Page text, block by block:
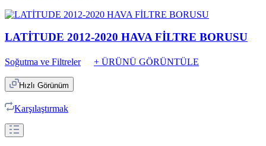
LATİTUDE 2012-2020 HAVA FİLTRE BORUSU
Soğutma ve Filtreler + ÜRÜNÜ GÖRÜNTÜLE
Hızlı Görünüm
Karşılaştırmak